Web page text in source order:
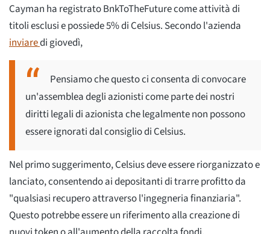
Cayman ha registrato BnkToTheFuture come attività di
titoli esclusi e possiede 5% di Celsius. Secondo l'azienda
inviaredi giovedì,
Pensiamo che questo ci consenta di convocare
un'assemblea degli azionisti come parte dei nostri
diritti legali di azionista che legalmente non possono
essere ignorati dal consiglio di Celsius.
Nel primo suggerimento, Celsius deve essere riorganizzato e
lanciato, consentendo ai depositanti di trarre profitto da
"qualsiasi recupero attraverso l'ingegneria finanziaria".
Questo potrebbe essere un riferimento alla creazione di